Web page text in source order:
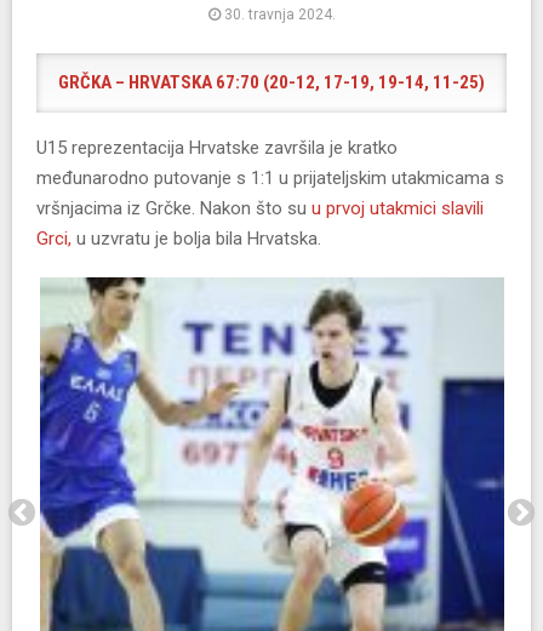
30. travnja 2024.
GRČKA – HRVATSKA 67:70 (20-12, 17-19, 19-14, 11-25)
U15 reprezentacija Hrvatske završila je kratko
međunarodno putovanje s 1:1 u prijateljskim utakmicama s
vršnjacima iz Grčke. Nakon što su u prvoj utakmici slavili
Grci, u uzvratu je bolja bila Hrvatska.